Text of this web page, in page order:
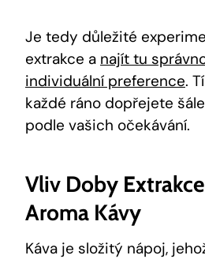
Je tedy důležité
extrakce a najít tu
individuální preference.
každé ráno dopřejete
podle vašich očekávání.
Vliv Doby
Aroma Kávy
Káva je složitý nápoj,